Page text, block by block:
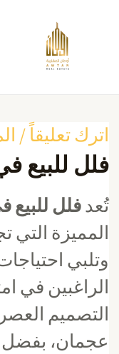
اترك تعليقاً /
فلل للبيع
تُعدفلل للبيع
المميزة التي
وتلبي
الراغبين في
التصميم
عجمان، بفضل
navigation